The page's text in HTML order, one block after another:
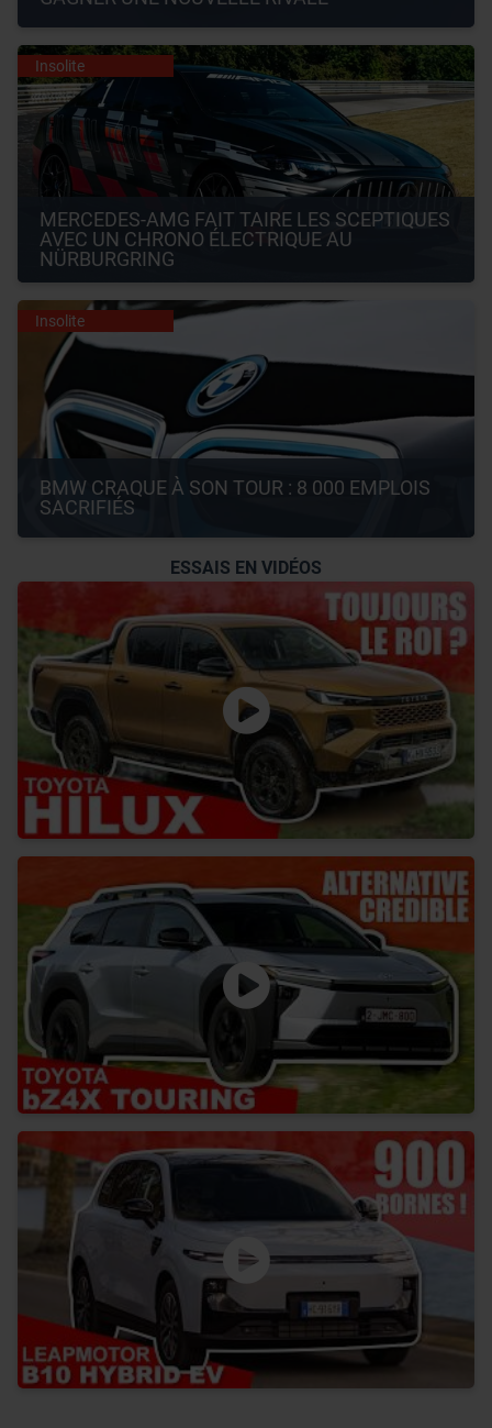
Insolite
MERCEDES-AMG FAIT TAIRE LES SCEPTIQUES
AVEC UN CHRONO ÉLECTRIQUE AU
NÜRBURGRING
Insolite
BMW CRAQUE À SON TOUR : 8 000 EMPLOIS
SACRIFIÉS
ESSAIS EN VIDÉOS